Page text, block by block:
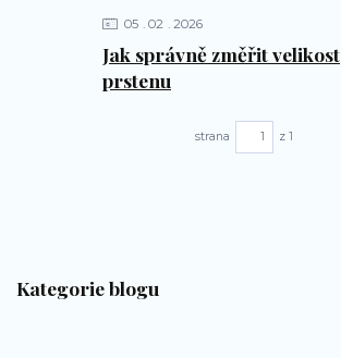
Kategorie blogu
Jak správně změřit velikost
prstenu
05 02 2026
strana z 1